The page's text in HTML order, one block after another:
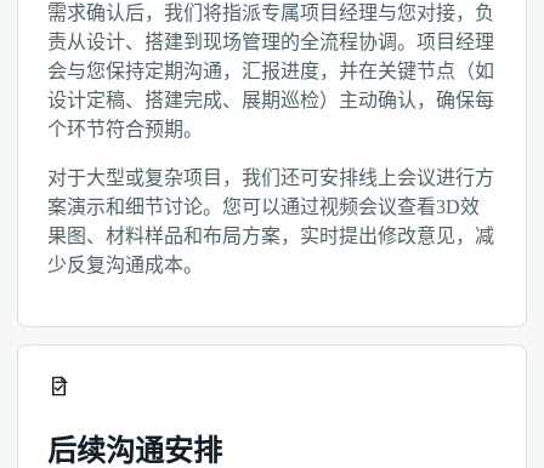
需求确认后，我们将指派专属项目经理与您对接，负
责从设计、搭建到现场管理的全流程协调。项目经理
会与您保持定期沟通，汇报进度，并在关键节点（如
设计定稿、搭建完成、展期巡检）主动确认，确保每
个环节符合预期。
对于大型或复杂项目，我们还可安排线上会议进行方
案演示和细节讨论。您可以通过视频会议查看3D效
果图、材料样品和布局方案，实时提出修改意见，减
少反复沟通成本。
后续沟通安排